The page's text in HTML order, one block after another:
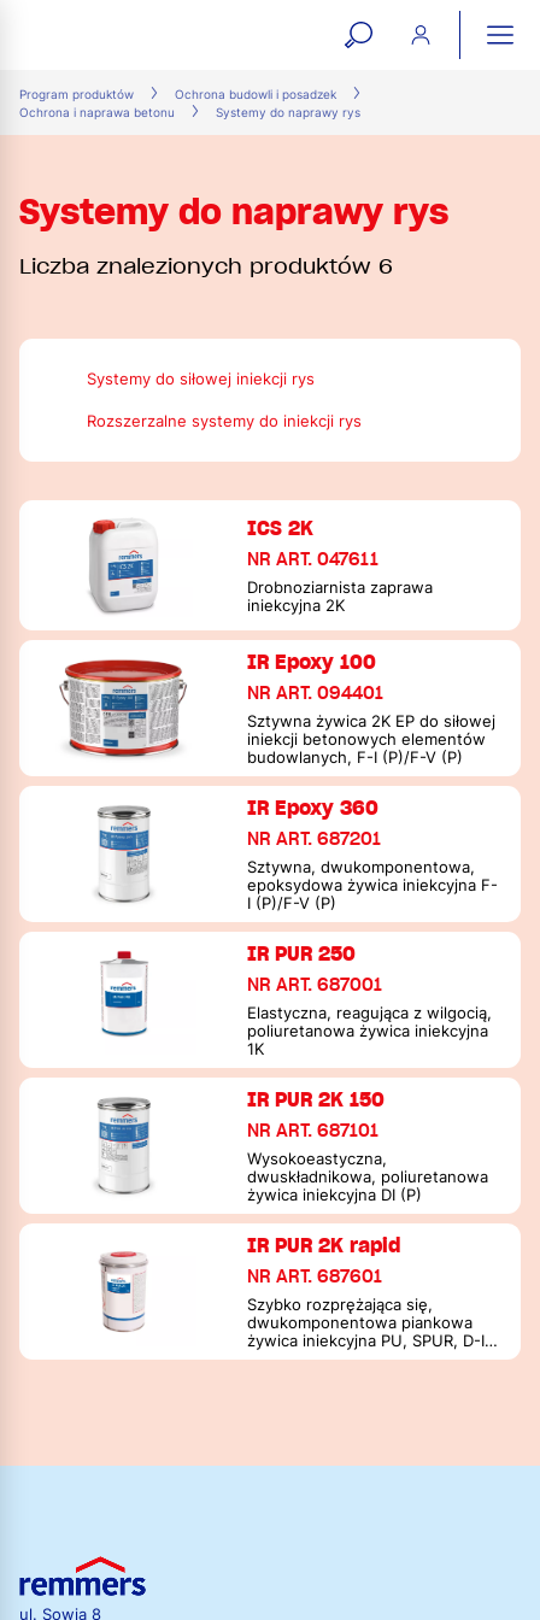
open
search
form
Program produktów
Ochrona budowli i posadzek
Ochrona i naprawa betonu
Systemy do naprawy rys
Systemy do naprawy rys
Liczba znalezionych produktów 6
Systemy do siłowej iniekcji rys
Rozszerzalne systemy do iniekcji rys
ICS 2K
NR ART. 047611
Drobnoziarnista zaprawa
iniekcyjna 2K
IR Epoxy 100
NR ART. 094401
Sztywna żywica 2K EP do siłowej
iniekcji betonowych elementów
budowlanych, F-I (P)/F-V (P)
IR Epoxy 360
NR ART. 687201
Sztywna, dwukomponentowa,
epoksydowa żywica iniekcyjna F-
I (P)/F-V (P)
IR PUR 250
NR ART. 687001
Elastyczna, reagująca z wilgocią,
poliuretanowa żywica iniekcyjna
1K
IR PUR 2K 150
NR ART. 687101
Wysokoeastyczna,
dwuskładnikowa, poliuretanowa
żywica iniekcyjna DI (P)
IR PUR 2K rapid
NR ART. 687601
Szybko rozprężająca się,
dwukomponentowa piankowa
żywica iniekcyjna PU, SPUR, D-I
(P)
ul. Sowia 8